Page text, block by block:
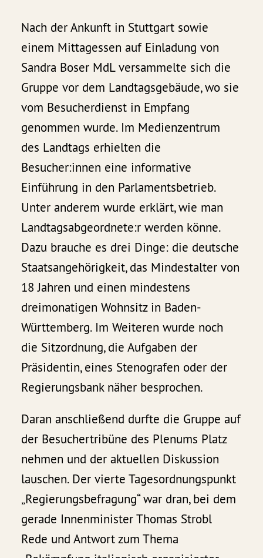
Nach der Ankunft in Stuttgart sowie
einem Mittagessen auf Einladung von
Sandra Boser MdL versammelte sich die
Gruppe vor dem Landtagsgebäude, wo sie
vom Besucherdienst in Empfang
genommen wurde. Im Medienzentrum
des Landtags erhielten die
Besucher:innen eine informative
Einführung in den Parlamentsbetrieb.
Unter anderem wurde erklärt, wie man
Landtagsabgeordnete:r werden könne.
Dazu brauche es drei Dinge: die deutsche
Staatsangehörigkeit, das Mindestalter von
18 Jahren und einen mindestens
dreimonatigen Wohnsitz in Baden-
Württemberg. Im Weiteren wurde noch
die Sitzordnung, die Aufgaben der
Präsidentin, eines Stenografen oder der
Regierungsbank näher besprochen.
Daran anschließend durfte die Gruppe auf
der Besuchertribüne des Plenums Platz
nehmen und der aktuellen Diskussion
lauschen. Der vierte Tagesordnungspunkt
„Regierungsbefragung“ war dran, bei dem
gerade Innenminister Thomas Strobl
Rede und Antwort zum Thema